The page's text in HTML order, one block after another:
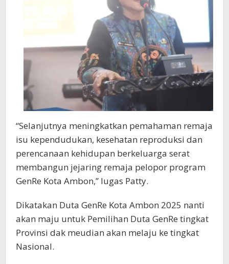
“Selanjutnya meningkatkan pemahaman remaja
isu kependudukan, kesehatan reproduksi dan
perencanaan kehidupan berkeluarga serat
membangun jejaring remaja pelopor program
GenRe Kota Ambon,” lugas Patty.
Dikatakan Duta GenRe Kota Ambon 2025 nanti
akan maju untuk Pemilihan Duta GenRe tingkat
Provinsi dak meudian akan melaju ke tingkat
Nasional.